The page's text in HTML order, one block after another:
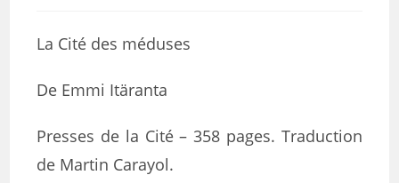
La Cité des méduses
De Emmi Itäranta
Presses de la Cité – 358 pages. Traduction
de Martin Carayol.